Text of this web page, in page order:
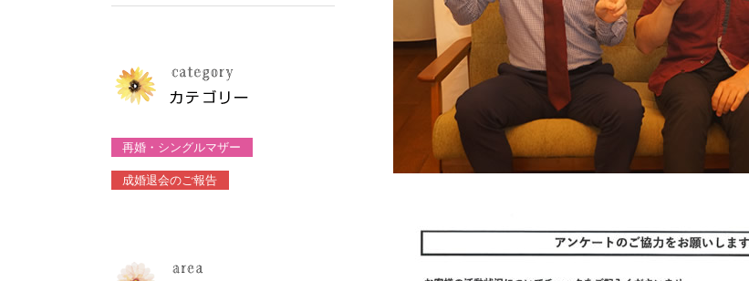
再婚・シングルマザー
成婚退会のご報告